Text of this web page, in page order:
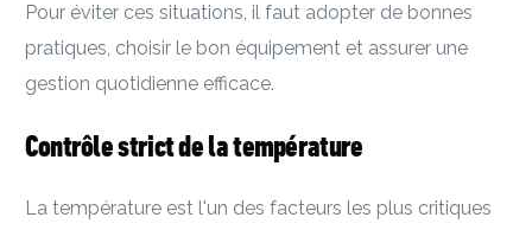
Pour éviter ces situations, il faut adopter de bonnes
pratiques, choisir le bon équipement et assurer une
gestion quotidienne efficace.
Contrôle strict de la température
La température est l'un des facteurs les plus critiques